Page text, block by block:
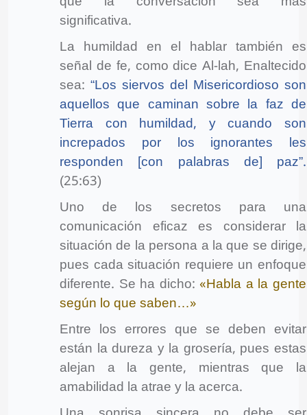
significativa.
La humildad en el hablar también es
señal de fe, como dice Al-lah, Enaltecido
sea: “Los siervos del Misericordioso son
aquellos que caminan sobre la faz de
Tierra con humildad, y cuando son
increpados por los ignorantes les
responden [con palabras de] paz”.
(25:63)
Uno de los secretos para una
comunicación eficaz es considerar la
situación de la persona a la que se dirige,
pues cada situación requiere un enfoque
diferente. Se ha dicho: «Habla a la gente
según lo que saben…»
Entre los errores que se deben evitar
están la dureza y la grosería, pues estas
alejan a la gente, mientras que la
amabilidad la atrae y la acerca.